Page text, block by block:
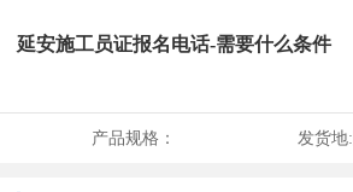
延安施工员证报名电话-需要什么条件
产品规格： 发货地: